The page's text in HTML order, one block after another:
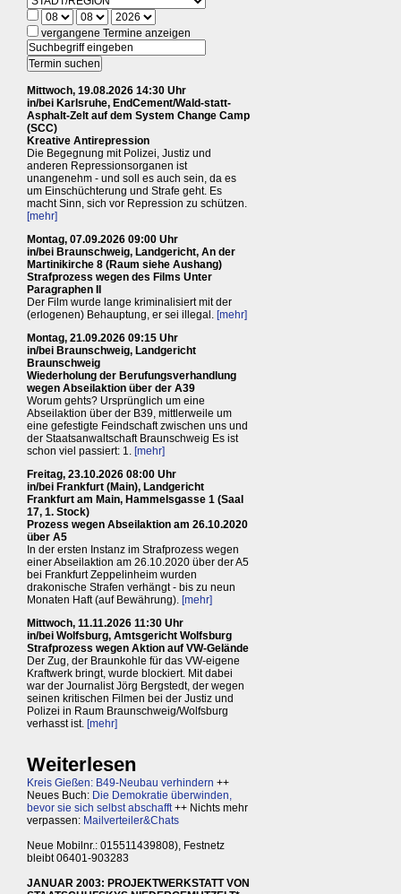
vergangene Termine anzeigen
Mittwoch, 19.08.2026 14:30 Uhr
in/bei Karlsruhe, EndCement/Wald-statt-
Asphalt-Zelt auf dem System Change Camp
(SCC)
Kreative Antirepression
Die Begegnung mit Polizei, Justiz und
anderen Repressionsorganen ist
unangenehm - und soll es auch sein, da es
um Einschüchterung und Strafe geht. Es
macht Sinn, sich vor Repression zu schützen.
[mehr]
Montag, 07.09.2026 09:00 Uhr
in/bei Braunschweig, Landgericht, An der
Martinikirche 8 (Raum siehe Aushang)
Strafprozess wegen des Films Unter
Paragraphen II
Der Film wurde lange kriminalisiert mit der
(erlogenen) Behauptung, er sei illegal. [mehr]
Montag, 21.09.2026 09:15 Uhr
in/bei Braunschweig, Landgericht
Braunschweig
Wiederholung der Berufungsverhandlung
wegen Abseilaktion über der A39
Worum gehts? Ursprünglich um eine
Abseilaktion über der B39, mittlerweile um
eine gefestigte Feindschaft zwischen uns und
der Staatsanwaltschaft Braunschweig Es ist
schon viel passiert: 1. [mehr]
Freitag, 23.10.2026 08:00 Uhr
in/bei Frankfurt (Main), Landgericht
Frankfurt am Main, Hammelsgasse 1 (Saal
17, 1. Stock)
Prozess wegen Abseilaktion am 26.10.2020
über A5
In der ersten Instanz im Strafprozess wegen
einer Abseilaktion am 26.10.2020 über der A5
bei Frankfurt Zeppelinheim wurden
drakonische Strafen verhängt - bis zu neun
Monaten Haft (auf Bewährung). [mehr]
Mittwoch, 11.11.2026 11:30 Uhr
in/bei Wolfsburg, Amtsgericht Wolfsburg
Strafprozess wegen Aktion auf VW-Gelände
Der Zug, der Braunkohle für das VW-eigene
Kraftwerk bringt, wurde blockiert. Mit dabei
war der Journalist Jörg Bergstedt, der wegen
seinen kritischen Filmen bei der Justiz und
Polizei in Raum Braunschweig/Wolfsburg
verhasst ist. [mehr]
Weiterlesen
Kreis Gießen: B49-Neubau verhindern ++
Neues Buch: Die Demokratie überwinden,
bevor sie sich selbst abschafft++ Nichts mehr
verpassen: Mailverteiler&Chats
Neue Mobilnr.: 015511439808), Festnetz
bleibt 06401-903283
JANUAR 2003: PROJEKTWERKSTATT VON